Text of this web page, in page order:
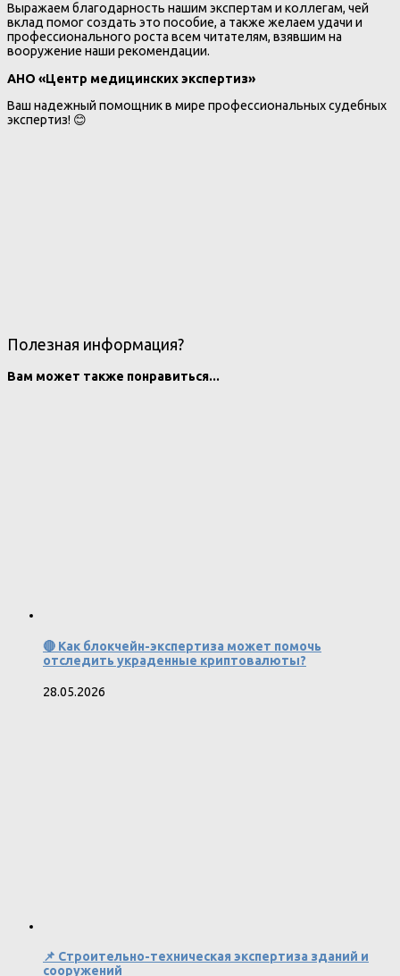
Выражаем благодарность нашим экспертам и коллегам, чей
вклад помог создать это пособие, а также желаем удачи и
профессионального роста всем читателям, взявшим на
вооружение наши рекомендации.
АНО «Центр медицинских экспертиз»
Ваш надежный помощник в мире профессиональных судебных
экспертиз! 😊
Полезная информация?
Вам может также понравиться...
🔴 Как блокчейн-экспертиза может помочь
отследить украденные криптовалюты?
28.05.2026
📌 Строительно-техническая экспертиза зданий и
сооружений